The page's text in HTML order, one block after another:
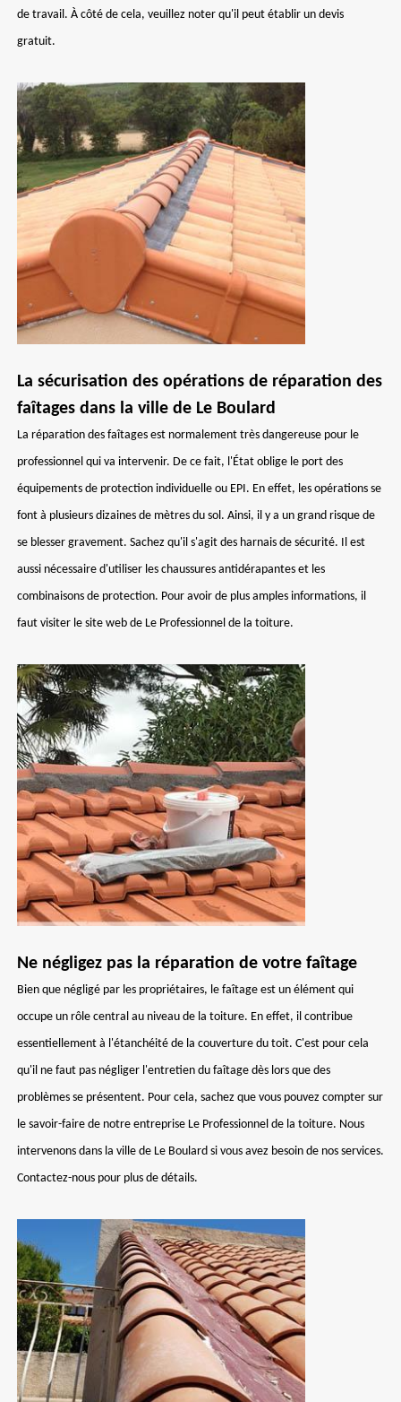
de travail. À côté de cela, veuillez noter qu'il peut établir un devis
gratuit.
La sécurisation des opérations de réparation des
faîtages dans la ville de Le Boulard
La réparation des faîtages est normalement très dangereuse pour le
professionnel qui va intervenir. De ce fait, l'État oblige le port des
équipements de protection individuelle ou EPI. En effet, les opérations se
font à plusieurs dizaines de mètres du sol. Ainsi, il y a un grand risque de
se blesser gravement. Sachez qu'il s'agit des harnais de sécurité. Il est
aussi nécessaire d'utiliser les chaussures antidérapantes et les
combinaisons de protection. Pour avoir de plus amples informations, il
faut visiter le site web de Le Professionnel de la toiture.
Ne négligez pas la réparation de votre faîtage
Bien que négligé par les propriétaires, le faîtage est un élément qui
occupe un rôle central au niveau de la toiture. En effet, il contribue
essentiellement à l'étanchéité de la couverture du toit. C'est pour cela
qu'il ne faut pas négliger l'entretien du faîtage dès lors que des
problèmes se présentent. Pour cela, sachez que vous pouvez compter sur
le savoir-faire de notre entreprise Le Professionnel de la toiture. Nous
intervenons dans la ville de Le Boulard si vous avez besoin de nos services.
Contactez-nous pour plus de détails.